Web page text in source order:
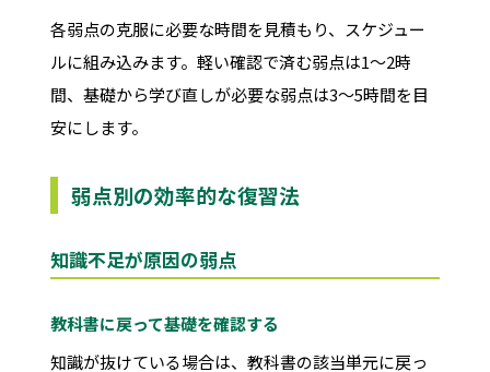
各弱点の克服に必要な時間を見積もり、スケジュー
ルに組み込みます。軽い確認で済む弱点は1〜2時
間、基礎から学び直しが必要な弱点は3〜5時間を目
安にします。
弱点別の効率的な復習法
知識不足が原因の弱点
教科書に戻って基礎を確認する
知識が抜けている場合は、教科書の該当単元に戻っ